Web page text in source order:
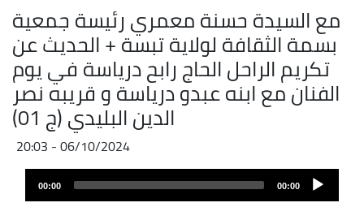
مع السيدة حسنة معمري رئيسة جمعية
بسمة الثقافة لولاية تبسة + الحديث عن
تكريم الراحل الحاج رابح درياسة في يوم
الفنان مع ابنه عبدو درياسة و قريبه نصر
الدين البليدي (ج 01)
06/10/2024 - 20:03
Audio
00:00
00:00